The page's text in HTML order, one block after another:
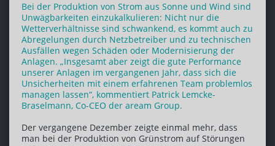
Bei der Produktion von Strom aus Sonne und Wind sind
Unwägbarkeiten einzukalkulieren: Nicht nur die
Wetterverhältnisse sind schwankend, es kommt auch zu
Abregelungen durch Netzbetreiber und zu technischen
Ausfällen wegen Schäden oder Modernisierung der
Anlagen. „Insgesamt aber zeigt die gute Performance
unserer Anlagen im vergangenen Jahr, dass sich die
Unsicherheiten mit einem erfahrenen Team problemlos
managen lassen“, kommentiert Patrick Lemcke-
Braselmann, Co-CEO der aream Group.
Der vergangene Dezember zeigte einmal mehr, dass
man bei der Produktion von Grünstrom auf Störungen